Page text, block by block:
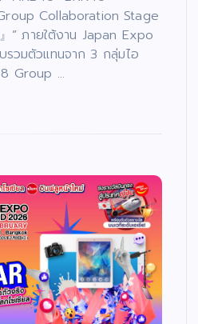
Collaboration Stage
” ภายใต้งาน Japan Expo
วมตัวแทนจาก 3 กลุ่มไอ
Group …